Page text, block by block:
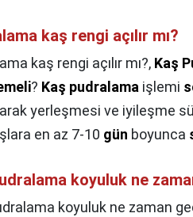
kaş rengi açılır mı?
kaş rengi açılır mı?, Kaş
? Kaş pudralama işlemi
yerleşmesi ve iyileşme
en az 7-10 gün boyunca
koyuluk ne
koyuluk ne zaman